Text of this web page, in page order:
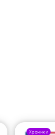
Хроники